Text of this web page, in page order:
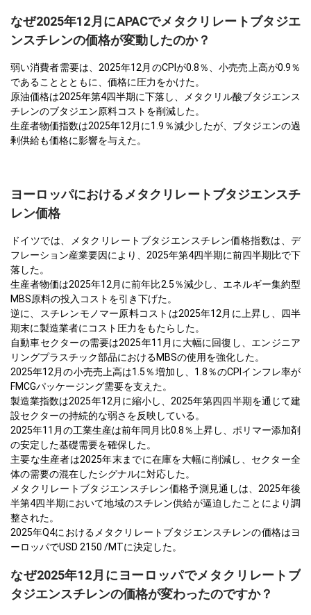
なぜ2025年12月にAPACでメタクリレートブタジエ
ンスチレンの価格が変動したのか？
弱い消費者需要は、2025年12月のCPIが0.8％、小売売上高が0.9％
であることとともに、価格に圧力をかけた。
原油価格は2025年第4四半期に下落し、メタクリル酸ブタジエンス
チレンのブタジエン原料コストを削減した。
生産者物価指数は2025年12月に1.9％減少したが、ブタジエンの過
剰供給も価格に影響を与えた。
ヨーロッパにおけるメタクリレートブタジエンスチ
レン価格
ドイツでは、メタクリレートブタジエンスチレン価格指数は、デ
フレーション産業要因により、2025年第4四半期に前四半期比で下
落した。
生産者物価は2025年12月に前年比2.5％減少し、エネルギー集約型
MBS原料の投入コストを引き下げた。
逆に、スチレンモノマー原料コストは2025年12月に上昇し、四半
期末に製造業者にコスト圧力をもたらした。
自動車セクターの需要は2025年11月に大幅に回復し、エンジニア
リングプラスチック部品におけるMBSの使用を強化した。
2025年12月の小売売上高は1.5％増加し、1.8％のCPIインフレ率が
FMCGパッケージング需要を支えた。
製造業指数は2025年12月に縮小し、2025年第四四半期を通じて建
設セクターの持続的な弱さを反映している。
2025年11月の工業生産は前年同月比0.8％上昇し、ポリマー添加剤
の安定した基礎需要を確保した。
主要な生産者は2025年末までに在庫を大幅に削減し、セクター全
体の需要の混在したシグナルに対応した。
メタクリレートブタジエンスチレン価格予測見通しは、2025年後
半第4四半期において地域のスチレン供給が逼迫したことにより調
整された。
2025年Q4におけるメタクリレートブタジエンスチレンの価格はヨ
ーロッパでUSD 2150 /MTに決定した。
なぜ2025年12月にヨーロッパでメタクリレートブ
タジエンスチレンの価格が変わったのですか？